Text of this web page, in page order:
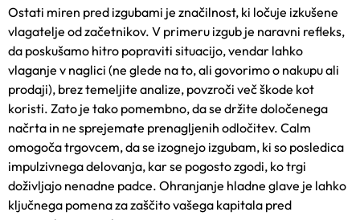
Ostati miren pred izgubami je značilnost, ki ločuje izkušene
vlagatelje od začetnikov. V primeru izgub je naravni refleks,
da poskušamo hitro popraviti situacijo, vendar lahko
vlaganje v naglici (ne glede na to, ali govorimo o nakupu ali
prodaji), brez temeljite analize, povzroči več škode kot
koristi. Zato je tako pomembno, da se držite določenega
načrta in ne sprejemate prenagljenih odločitev. Calm
omogoča trgovcem, da se izognejo izgubam, ki so posledica
impulzivnega delovanja, kar se pogosto zgodi, ko trgi
doživljajo nenadne padce. Ohranjanje hladne glave je lahko
ključnega pomena za zaščito vašega kapitala pred